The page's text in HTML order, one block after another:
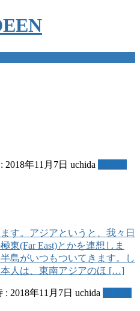
2018年11月7日 uchida
逍雲夜
す。アジアというと、我々日
東(Far East)とかを連想しま
島がいつもついてきます。し
人は、東南アジアのほ […]
: 2018年11月7日 uchida
逍雲夜